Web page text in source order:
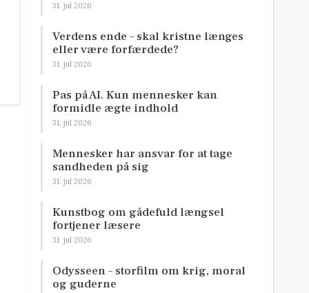
31. jul 2026
Verdens ende – skal kristne længes
eller være forfærdede?
31. jul 2026
Pas på AI. Kun mennesker kan
formidle ægte indhold
31. jul 2026
Mennesker har ansvar for at tage
sandheden på sig
31. jul 2026
Kunstbog om gådefuld længsel
fortjener læsere
31. jul 2026
Odysseen – storfilm om krig, moral
og guderne